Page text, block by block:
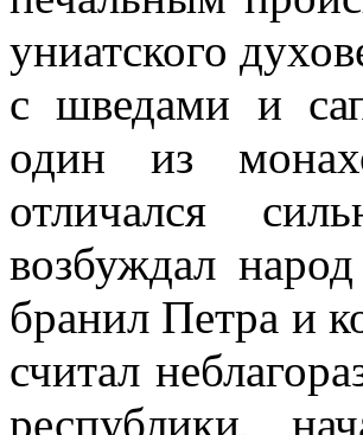
униатского
с шведами и
один из
отличался
возбуждал
бранил Петра и
считал
республики,